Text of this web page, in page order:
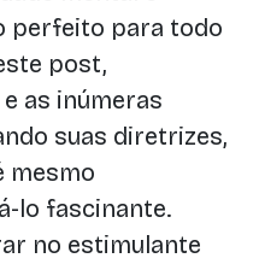
perfeito para todo
post,
as inúmeras
suas diretrizes,
mesmo
lo fascinante.
no estimulante